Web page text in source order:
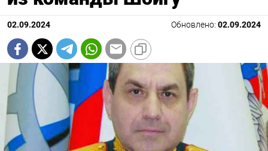
02.09.2024 Обновлено: 02.09.2024